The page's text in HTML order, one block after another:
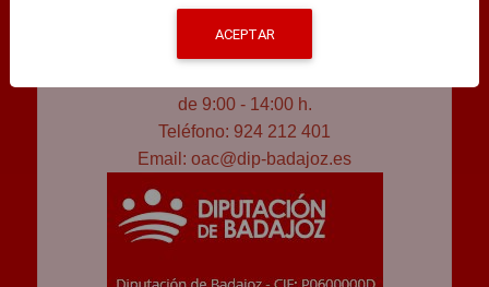
de 9:00 - 14:00 h.
Teléfono: 924 212 401
Email: oac@dip-badajoz.es
ACEPTAR